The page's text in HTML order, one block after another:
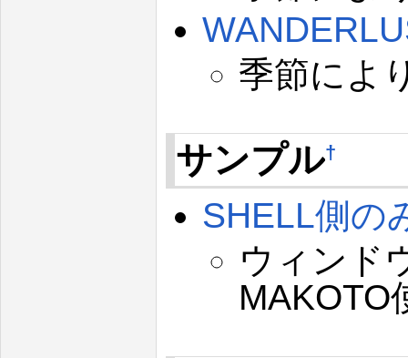
季節によ
サンプル†
SHELL側の
ウィンド
MAKOTO